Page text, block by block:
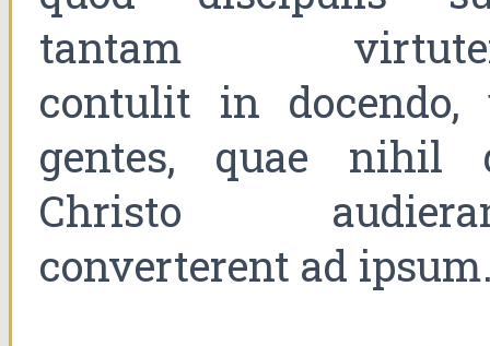
tantam
contulit in docendo,
gentes, quae nihil
Christo
converterent ad